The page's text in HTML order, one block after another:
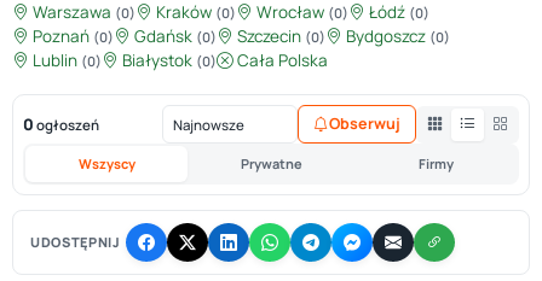
Warszawa (0) Kraków (0) Wrocław (0) Łódź (0)
Poznań (0) Gdańsk (0) Szczecin (0) Bydgoszcz (0)
Lublin (0) Białystok (0) Cała Polska
0 ogłoszeń
Wszyscy Prywatne Firmy
Obserwuj
UDOSTĘPNIJ